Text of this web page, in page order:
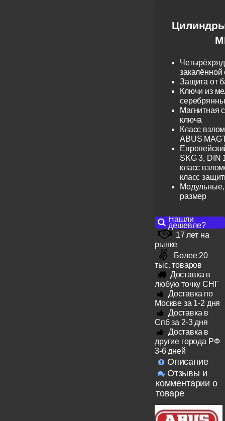
Цилиндры
закалённой
Защита от
Ключи из
Магнитная
ключа
Класс
ABUS
SKG 3, DIN
класс
класс
размер
Нашли
дешевле?
17 лет на
рынке
Более 20
тыс. товаров
Доставка в
любую точку СНГ
Доставка по
Москве за 1-2 дня
Доставка в
Спб за 2-3 дня
Доставка в
другие города РФ
3-6 дней
Описание
Отзывы и
комментарии о
товаре